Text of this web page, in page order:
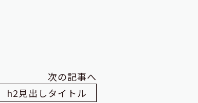
次の記事へ
h2見出しタイトル